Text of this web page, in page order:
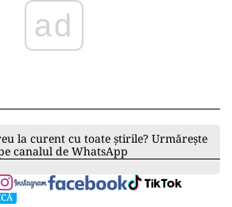
ad
la curent cu toate știrile? Urmărește
canalul de WhatsApp